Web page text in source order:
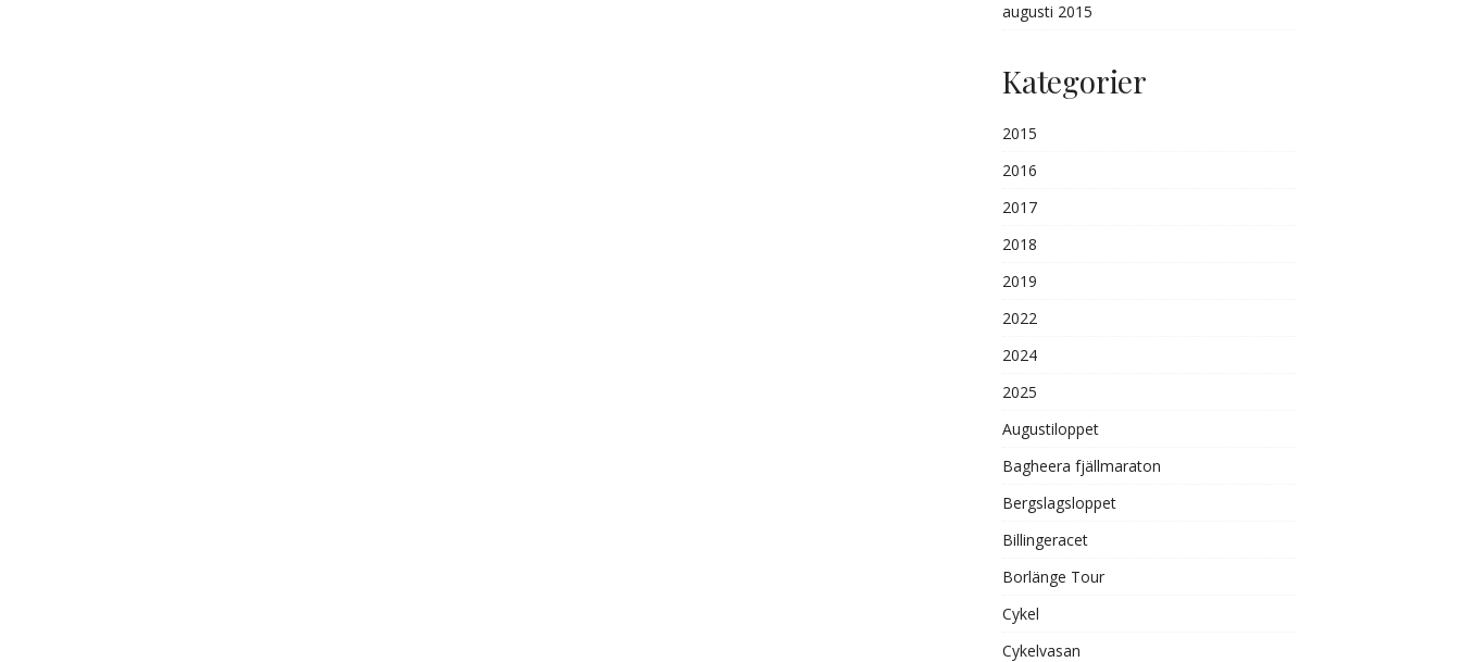
augusti 2015
Kategorier
2015
2016
2017
2018
2019
2022
2024
2025
Augustiloppet
Bagheera fjällmaraton
Bergslagsloppet
Billingeracet
Borlänge Tour
Cykel
Cykelvasan